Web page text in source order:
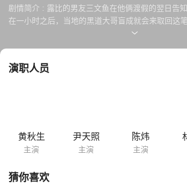
剧情简介 : 露比的男友三文鱼在他俩渡假的翌日告
在一小时之后，当地的黑道大哥盲成就会来取回这
露比于是找她以前的死党智慧帮手，但是智慧却出
演职人员
黄秋生
主演
尹天照
主演
陈炜
主演
猜你喜欢